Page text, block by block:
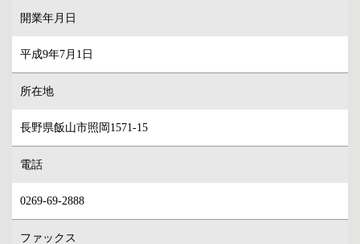
開業年月日
平成9年7月1日
所在地
長野県飯山市照岡1571-15
電話
0269-69-2888
ファックス